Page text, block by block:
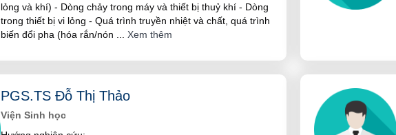
lỏng và khí) - Dòng chảy trong máy và thiết bị thuỷ khí - Dòng
trong thiết bị vi lỏng - Quá trình truyền nhiệt và chất, quá trình
biến đổi pha (hóa rắn/nón
Xem thêm
PGS.TS Đỗ Thị Thảo
Viện Sinh học